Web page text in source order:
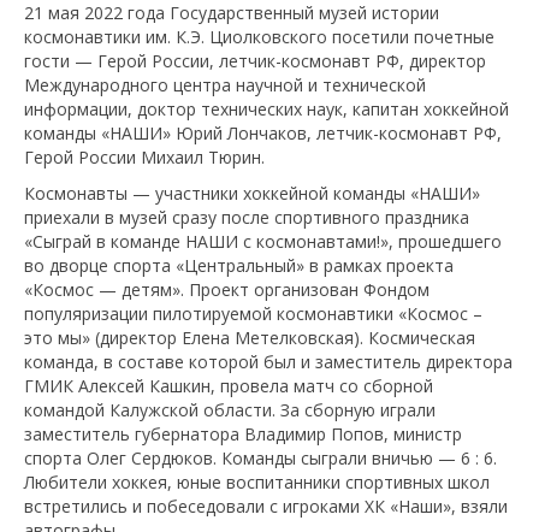
21 мая 2022 года Государственный музей истории
космонавтики им. К.Э. Циолковского посетили почетные
гости — Герой России, летчик-космонавт РФ, директор
Международного центра научной и технической
информации, доктор технических наук, капитан хоккейной
команды «НАШИ» Юрий Лончаков, летчик-космонавт РФ,
Герой России Михаил Тюрин.
Космонавты — участники хоккейной команды «НАШИ»
приехали в музей сразу после спортивного праздника
«Сыграй в команде НАШИ с космонавтами!», прошедшего
во дворце спорта «Центральный» в рамках проекта
«Космос — детям». Проект организован Фондом
популяризации пилотируемой космонавтики «Космос –
это мы» (директор Елена Метелковская). Космическая
команда, в составе которой был и заместитель директора
ГМИК Алексей Кашкин, провела матч со сборной
командой Калужской области. За сборную играли
заместитель губернатора Владимир Попов, министр
спорта Олег Сердюков. Команды сыграли вничью — 6 : 6.
Любители хоккея, юные воспитанники спортивных школ
встретились и побеседовали с игроками ХК «Наши», взяли